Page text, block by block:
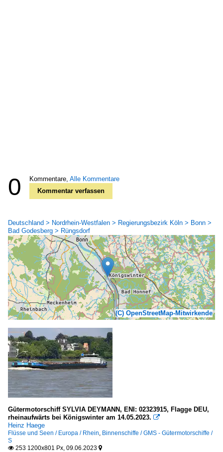
0 Kommentare, Alle Kommentare
Kommentar verfassen
Deutschland > Nordrhein-Westfalen > Regierungsbezirk Köln > Bonn >
Bad Godesberg > Rüngsdorf
(C) OpenStreetMap-Mitwirkende
Gütermotorschiff SYLVIA DEYMANN, ENI: 02323915, Flagge DEU,
rheinaufwärts bei Königswinter am 14.05.2023. 
Heinz Haege
Flüsse und Seen / Europa / Rhein, Binnenschiffe / GMS - Gütermotorschiffe /
S
 253 1200x801 Px, 09.06.2023 